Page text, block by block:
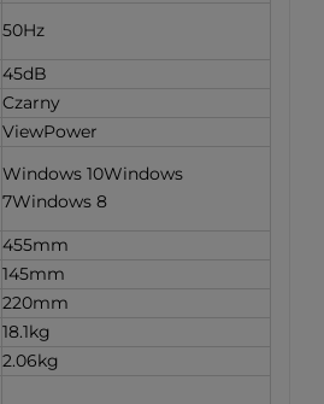
50Hz
45dB
Czarny
ViewPower
Windows 10Windows
7Windows 8
455mm
145mm
220mm
18.1kg
2.06kg